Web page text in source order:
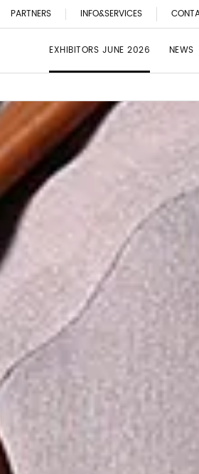
PARTNERS INFO&SERVICES
EXHIBITORS JUNE 2026 NEWS